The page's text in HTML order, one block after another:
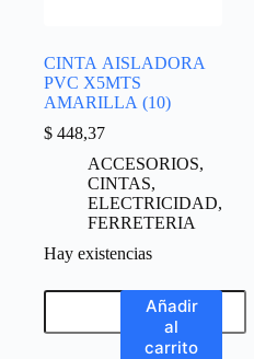
CINTA AISLADORA
PVC X5MTS
AMARILLA (10)
$ 448,37
ACCESORIOS,
CINTAS,
ELECTRICIDAD,
FERRETERIA
Hay existencias
Añadir
al
carrito